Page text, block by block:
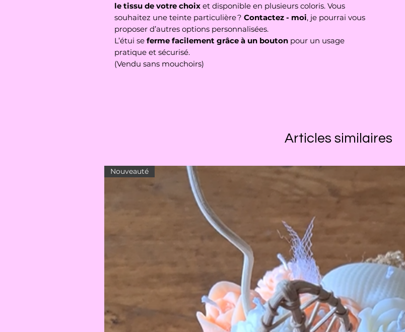
le tissu de votre choix et disponible en plusieurs coloris. Vous
souhaitez une teinte particulière ? Contactez - moi, je pourrai vous
proposer d’autres options personnalisées.
L’étui se ferme facilement grâce à un bouton pour un usage
pratique et sécurisé.
(Vendu sans mouchoirs)
Articles similaires
Nouveauté